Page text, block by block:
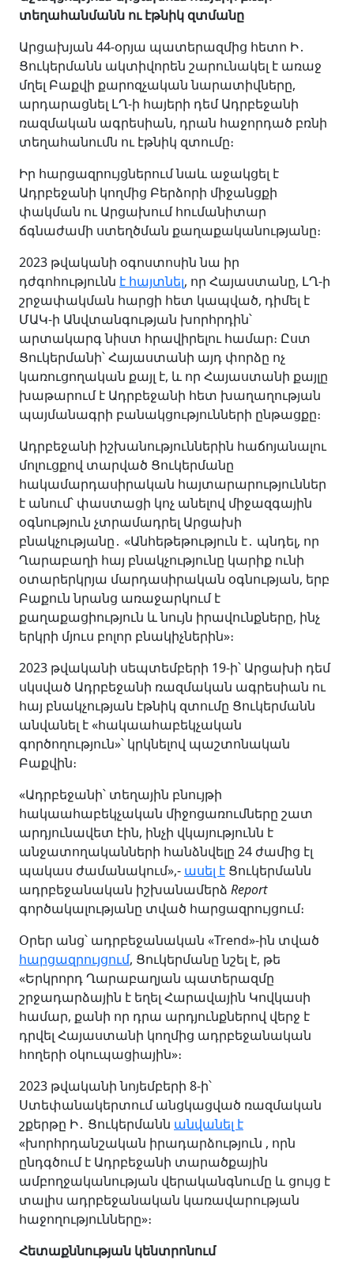
տեղահանմանն ու էթնիկ զտմանը
Արցախյան 44-օրյա պատերազմից հետո Ի․
Ցուկերմանն ակտիվորեն շարունակել է առաջ
մղել Բաքվի քարոզչական նարատիվները,
արդարացնել ԼՂ-ի հայերի դեմ Ադրբեջանի
ռազմական ագրեսիան, դրան հաջորդած բռնի
տեղահանումն ու էթնիկ զտումը։
Իր հարցազրույցներում նաև աջակցել է
Ադրբեջանի կողմից Բերձորի միջանցքի
փակման ու Արցախում հումանիտար
ճգնաժամի ստեղծման քաղաքականությանը։
2023 թվականի օգոստոսին նա իր
դժգոհությունն է հայտնել, որ Հայաստանը, ԼՂ-ի
շրջափակման հարցի հետ կապված, դիմել է
ՄԱԿ-ի Անվտանգության խորհրդին՝
արտակարգ նիստ հրավիրելու համար։ Ըստ
Ցուկերմանի՝ Հայաստանի այդ փորձը ոչ
կառուցողական քայլ է, և որ Հայաստանի քայլը
խաթարում է Ադրբեջանի հետ խաղաղության
պայմանագրի բանակցությունների ընթացքը։
Ադրբեջանի իշխանություններին հաճոյանալու
մոլուցքով տարված Ցուկերմանը
հակամարդասիրական հայտարարություններ
է անում՝ փաստացի կոչ անելով միջազգային
օգնություն չտրամադրել Արցախի
բնակչությանը․ «Անհեթեթություն է․ պնդել, որ
Ղարաբաղի հայ բնակչությունը կարիք ունի
օտարերկրյա մարդասիրական օգնության, երբ
Բաքուն նրանց առաջարկում է
քաղաքացիություն և նույն իրավունքները, ինչ
երկրի մյուս բոլոր բնակիչներին»։
2023 թվականի սեպտեմբերի 19-ի՝ Արցախի դեմ
սկսված Ադրբեջանի ռազմական ագրեսիան ու
հայ բնակչության էթնիկ զտումը Ցուկերմանն
անվանել է «հակաահաբեկչական
գործողություն»՝ կրկնելով պաշտոնական
Բաքվին։
«Ադրբեջանի՝ տեղային բնույթի
հակաահաբեկչական միջոցառումները շատ
արդյունավետ էին, ինչի վկայությունն է
անջատողականների հանձնվելը 24 ժամից էլ
պակաս ժամանակում»,- ասել է Ցուկերմանն
ադրբեջանական իշխանամերձ Report
գործակալությանը տված հարցազրույցում։
Օրեր անց՝ ադրբեջանական «Trend»-ին տված
հարցազրույցում, Ցուկերմանը նշել է, թե
«Երկրորդ Ղարաբաղյան պատերազմը
շրջադարձային է եղել Հարավային Կովկասի
համար, քանի որ դրա արդյունքներով վերջ է
դրվել Հայաստանի կողմից ադրբեջանական
հողերի օկուպացիային»։
2023 թվականի նոյեմբերի 8-ի՝
Ստեփանակերտում անցկացված ռազմական
շքերթը Ի․ Ցուկերմանն անվանել է
«խորհրդանշական իրադարձություն , որն
ընդգծում է Ադրբեջանի տարածքային
ամբողջականության վերականգնումը և ցույց է
տալիս ադրբեջանական կառավարության
հաջողությունները»։
Հետաքննության կենտրոնում